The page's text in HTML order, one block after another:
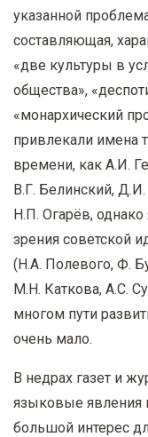
указанной
составляющая,
«две культуры в
общества»,
«монархический
привлекали имена
времени, как А.И.
В.Г. Белинский,
Н.П. Огарёв,
зрения советской
(Н.А. Полевого, Ф.
М.Н. Каткова, А.С.
многом пути
очень мало.
В недрах газет и
языковые явления
большой интерес